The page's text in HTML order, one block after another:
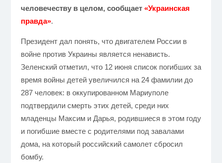
человечеству в целом, сообщает «Украинская
правда».
Президент дал понять, что двигателем России в
войне против Украины является ненависть.
Зеленский отметил, что 12 июня список погибших за
время войны детей увеличился на 24 фамилии до
287 человек: в оккупированном Мариуполе
подтвердили смерть этих детей, среди них
младенцы Максим и Дарья, родившиеся в этом году
и погибшие вместе с родителями под завалами
дома, на который российский самолет сбросил
бомбу.